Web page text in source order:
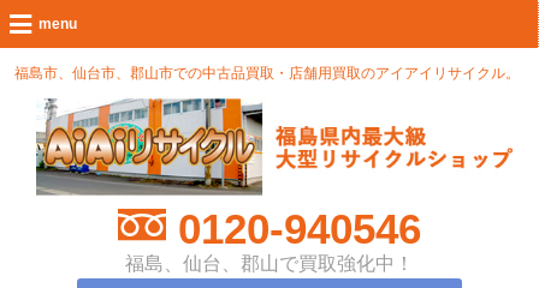
福島市、仙台市、郡山市での中古品買取・店舗用買取のアイアイリサイクル。
0120-940546
福島、仙台、郡山で買取強化中！